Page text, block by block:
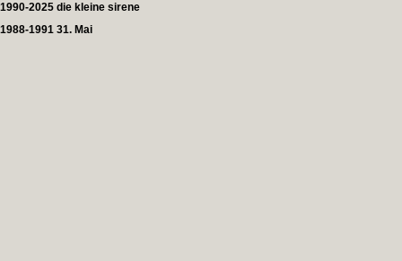
1990-2025 die kleine sirene
1988-1991 31. Mai